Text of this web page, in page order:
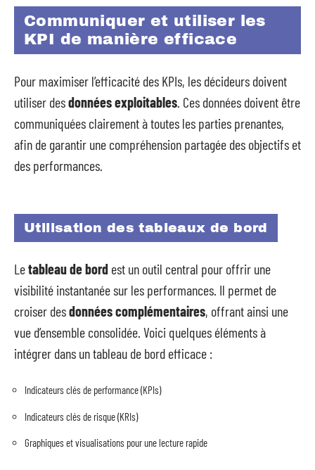
Communiquer et utiliser les
KPI de manière efficace
Pour maximiser l’efficacité des KPIs, les décideurs doivent
utiliser desdonnées exploitables . Ces données doivent être
communiquées clairement à toutes les parties prenantes,
afin de garantir une compréhension partagée des objectifs et
des performances.
Utilisation des tableaux de bord
Letableau de bord est un outil central pour offrir une
visibilité instantanée sur les performances. Il permet de
croiser desdonnées complémentaires, offrant ainsi une
vue d’ensemble consolidée. Voici quelques éléments à
intégrer dans un tableau de bord efficace :
Indicateurs clés de performance (KPIs)
Indicateurs clés de risque (KRIs)
Graphiques et visualisations pour une lecture rapide